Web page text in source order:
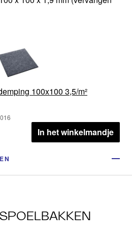
100x100 3,5/m²
In het winkelmandje